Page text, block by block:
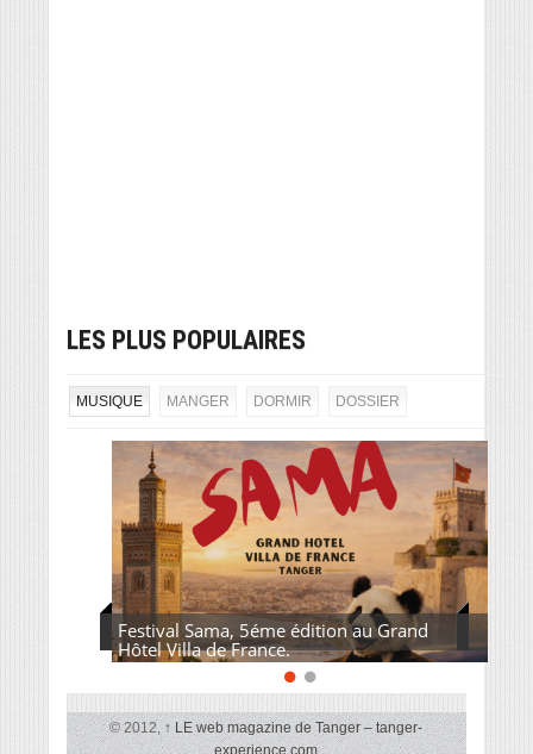
LES PLUS POPULAIRES
MUSIQUE MANGER DORMIR DOSSIER
Festival Sama, 5éme édition au Grand
Hôtel Villa de France.
© 2012,↑ LE web magazine de Tanger – tanger-
experience.com